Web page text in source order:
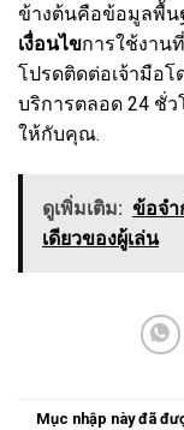
ข้างต้นคือข้อมูลพื้น
เงื่อนไขการใช้งาน
โปรดติดต่อเจ้ามือ
บริการตลอด 24 ชั่
ให้กับคุณ.
ดูเพิ่มเติม: ข้อจ
เดียวของผู้เล่น
Mục nhập này đã